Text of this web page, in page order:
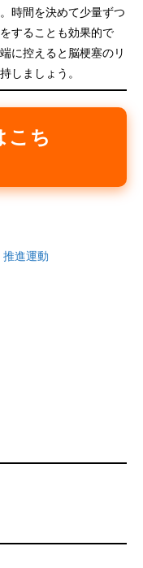
時間を決めて少量ずつ
することも効果的で
に控えると脳梗塞のリ
しましょう。
こち
進運動